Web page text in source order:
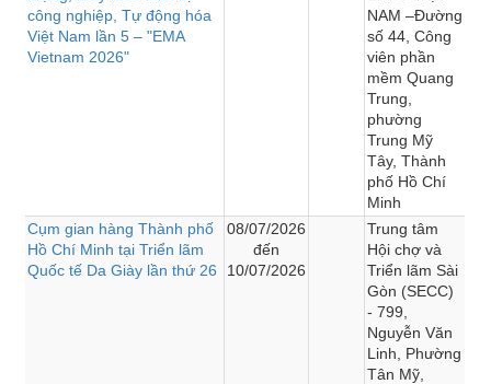
công nghiệp, Tự động hóa
Việt Nam lần 5 – "EMA
Vietnam 2026"
NAM –Đường
số 44, Công
viên phần
mềm Quang
Trung,
phường
Trung Mỹ
Tây, Thành
phố Hồ Chí
Minh
Cụm gian hàng Thành phố
Hồ Chí Minh tại Triển lãm
Quốc tế Da Giày lần thứ 26
08/07/2026
đến
10/07/2026
Trung tâm
Hội chợ và
Triển lãm Sài
Gòn (SECC)
- 799,
Nguyễn Văn
Linh, Phường
Tân Mỹ,